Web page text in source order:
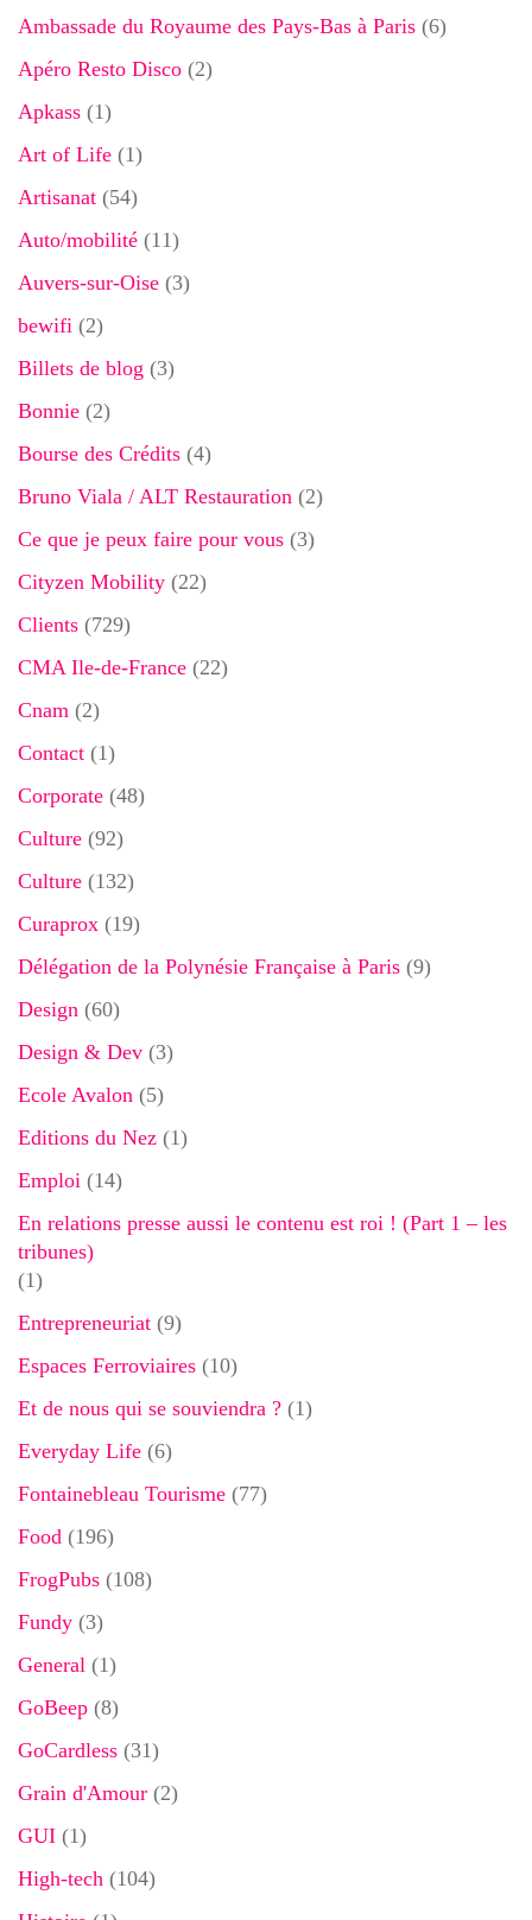
Ambassade du Royaume des Pays-Bas à Paris (6)
Apéro Resto Disco (2)
Apkass (1)
Art of Life (1)
Artisanat (54)
Auto/mobilité (11)
Auvers-sur-Oise (3)
bewifi (2)
Billets de blog (3)
Bonnie (2)
Bourse des Crédits (4)
Bruno Viala / ALT Restauration (2)
Ce que je peux faire pour vous (3)
Cityzen Mobility (22)
Clients (729)
CMA Ile-de-France (22)
Cnam (2)
Contact (1)
Corporate (48)
Culture (92)
Culture (132)
Curaprox (19)
Délégation de la Polynésie Française à Paris (9)
Design (60)
Design & Dev (3)
Ecole Avalon (5)
Editions du Nez (1)
Emploi (14)
En relations presse aussi le contenu est roi ! (Part 1 – les
tribunes)
(1)
Entrepreneuriat (9)
Espaces Ferroviaires (10)
Et de nous qui se souviendra ? (1)
Everyday Life (6)
Fontainebleau Tourisme (77)
Food (196)
FrogPubs (108)
Fundy (3)
General (1)
GoBeep (8)
GoCardless (31)
Grain d'Amour (2)
GUI (1)
High-tech (104)